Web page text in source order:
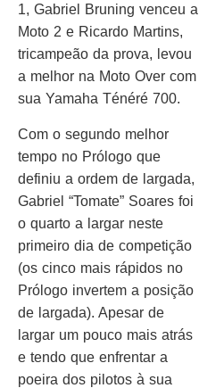
1, Gabriel Bruning venceu a
Moto 2 e Ricardo Martins,
tricampeão da prova, levou
a melhor na Moto Over com
sua Yamaha Ténéré 700.
Com o segundo melhor
tempo no Prólogo que
definiu a ordem de largada,
Gabriel “Tomate” Soares foi
o quarto a largar neste
primeiro dia de competição
(os cinco mais rápidos no
Prólogo invertem a posição
de largada). Apesar de
largar um pouco mais atrás
e tendo que enfrentar a
poeira dos pilotos à sua